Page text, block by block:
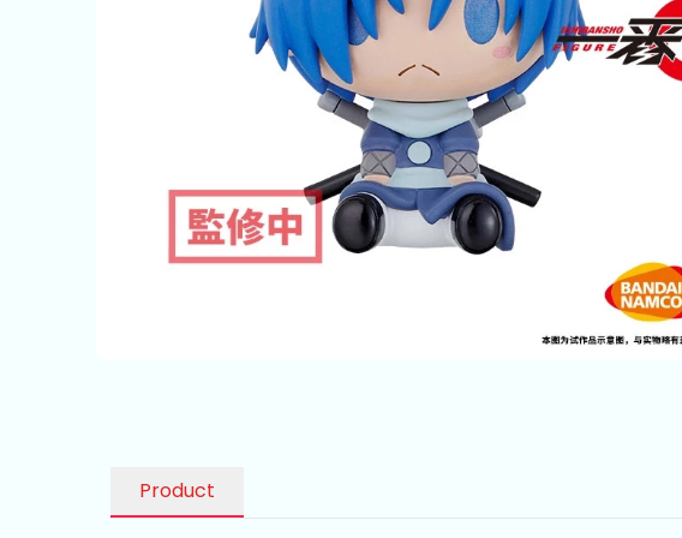
Product